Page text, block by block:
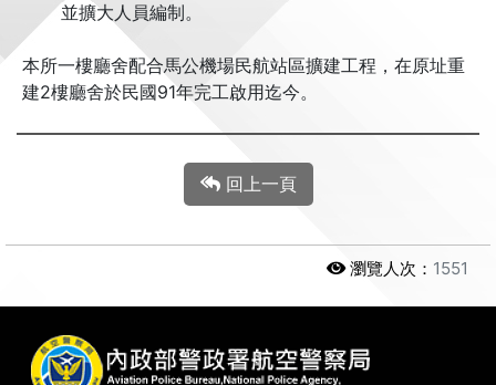
並擴大人員編制。
本所一樓廳舍配合馬公機場民航站區擴建工程，在原址重
建2樓廳舍於民國91年完工啟用迄今。
回上一頁
瀏覽人次： 1551